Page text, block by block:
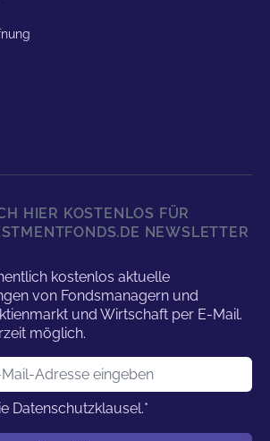
HIER KOSTENLOS FÜR
NEWSLETTER
kostenlos aktuelle
von Fondsmanagern und
und Wirtschaft per E-Mail.
möglich.
Datenschutzklausel.*